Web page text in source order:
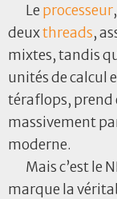
Le processeur
deuxthreads,
mixtes, tandis
unités de calcul
téraflops, prend
massivement
moderne.
Mais c’est le
marque la